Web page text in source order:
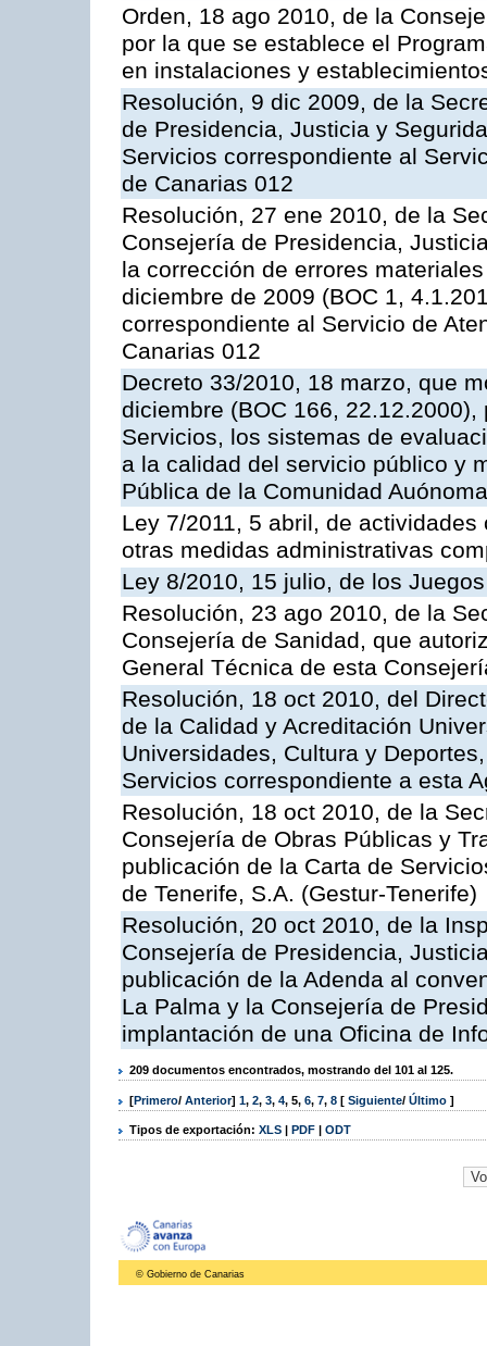
Orden, 18 ago 2010, de la
por la que se establece el
en instalaciones y
Resolución, 9 dic 2009, de la
de Presidencia, Justicia y
Servicios correspondiente al
de Canarias 012
Resolución, 27 ene 2010, de la
Consejería de Presidencia,
la corrección de errores
diciembre de 2009 (BOC 1,
correspondiente al Servicio de
Canarias 012
Decreto 33/2010, 18 marzo, que
diciembre (BOC 166,
Servicios, los sistemas de
a la calidad del servicio público y
Pública de la Comunidad
Ley 7/2011, 5 abril, de
otras medidas administrativas
Ley 8/2010, 15 julio, de los
Resolución, 23 ago 2010, de la
Consejería de Sanidad, que
General Técnica de esta
Resolución, 18 oct 2010, del
de la Calidad y Acreditación
Universidades, Cultura y
Servicios correspondiente a esta
Resolución, 18 oct 2010, de la
Consejería de Obras Públicas y
publicación de la Carta de
de Tenerife, S.A. (Gestur-Tenerife)
Resolución, 20 oct 2010, de la
Consejería de Presidencia,
publicación de la Adenda al
La Palma y la Consejería de
implantación de una Oficina de
209 documentos encontrados, mostrando del 101 al 125.
[Primero/ Anterior] 1, 2, 3, 4, 5, 6, 7, 8 [ Siguiente/ Último ]
Tipos de exportación: XLS | PDF | ODT
© Gobierno de Canarias